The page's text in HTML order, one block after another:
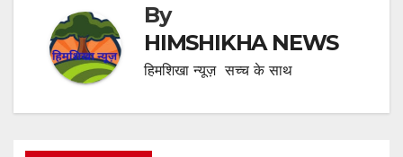
By
HIMSHIKHA NEWS
हिमशिखा न्यूज़ सच्च के साथ